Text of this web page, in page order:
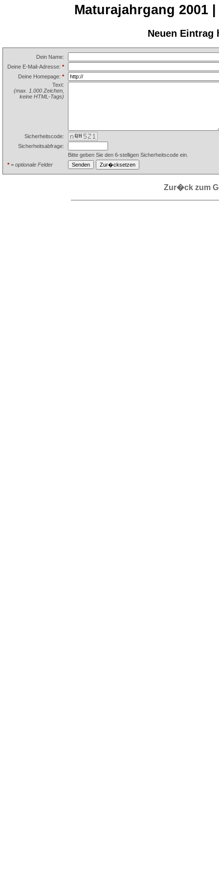
Maturajahrgang 2001
Neuen
Dein Name:
Deine E-Mail-Adresse: *
Deine Homepage: *
Text:
(max. 1.000 Zeichen,
keine HTML-Tags)
Sicherheitscode:
Sicherheitsabfrage:
Bitte geben Sie den 6-stelligen Sicherheitscode ein.
*= optionale Felder
Zur�ck zum